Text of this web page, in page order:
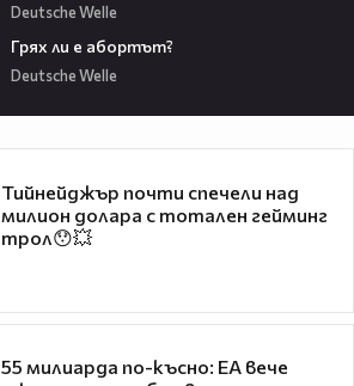
Deutsche Welle
Грях ли е абортът?
Deutsche Welle
Тийнейджър почти спечели над
милион долара с тотален гейминг
трол😯💥
55 милиарда по-късно: EA вече